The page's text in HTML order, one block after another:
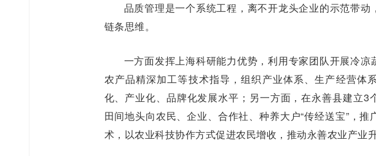
品质管理是一个系统工程，离不开龙头企业的示范带
链条思维。
一方面发挥上海科研能力优势，利用专家团队开展冷凉
农产品精深加工等技术指导，组织产业体系、生产经营体
化、产业化、品牌化发展水平；另一方面，在永善县建立3
田间地头向农民、企业、合作社、种养大户“传经送宝”，
术，以农业科技协作方式促进农民增收，推动永善农业产业升